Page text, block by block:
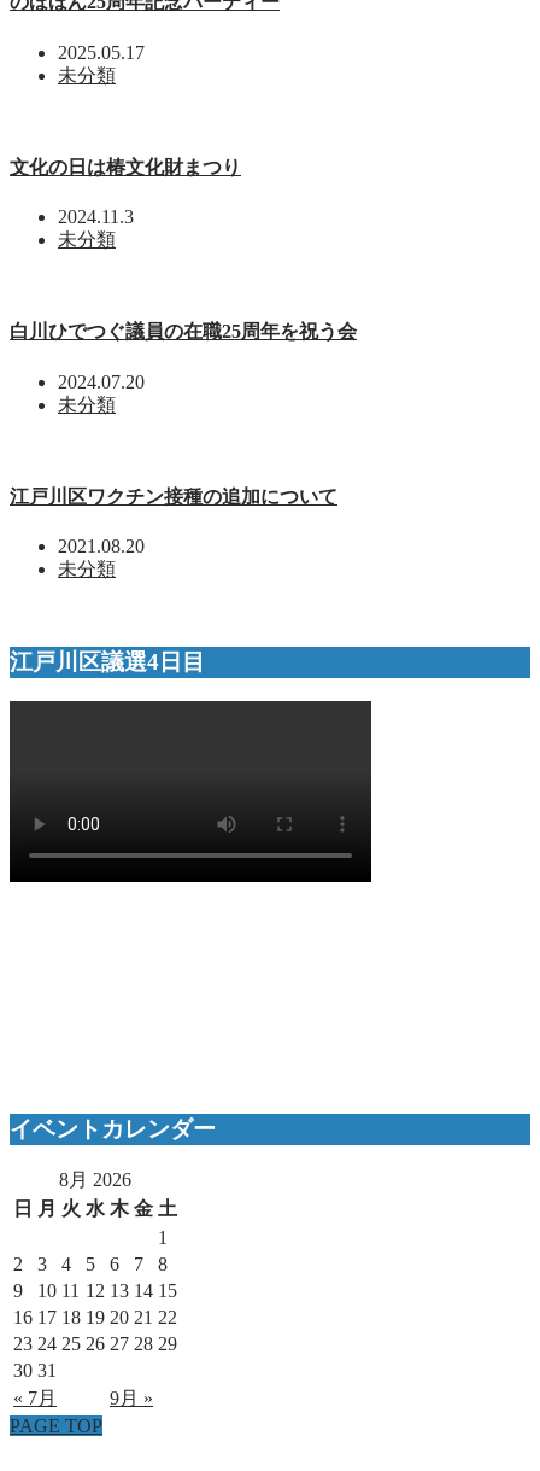
2025.05.17
未分類
文化の日は椿文化財まつり
2024.11.3
未分類
白川ひでつぐ議員の在職25周年を祝う会
2024.07.20
未分類
江戸川区ワクチン接種の追加について
2021.08.20
未分類
江戸川区議選4日目
イベントカレンダー
8月 2026
日
月 火 水 木 金 土
1
2
3 4 5 6 7
8
9
10 11 12 13 14 15
16 17 18 19 20 21 22
23 24 25 26 27 28 29
30 31
« 7月
9月 »
PAGE TOP